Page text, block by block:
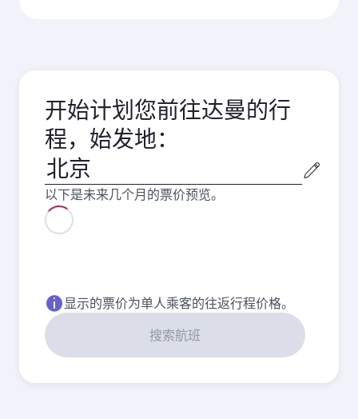
开始计划您前往达曼的行
程，始发地：
始
发
城
市
以下是未来几个月的票价预览。
九月